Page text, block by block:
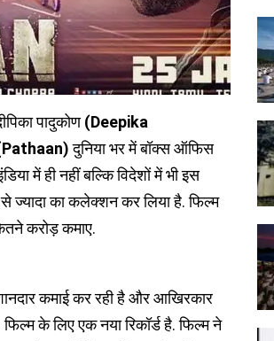
पादुकोण(Deepika
दुनिया भर में बॉक्स ऑफिस
में ही नहीं बल्कि विदेशों में भी इस
ज्यादा का कलेक्शन कर लिया है. फिल्म
करोड़ कमाए.
कमाई कर रही है और आखिरकार
के लिए एक नया रिकॉर्ड है. फिल्म ने